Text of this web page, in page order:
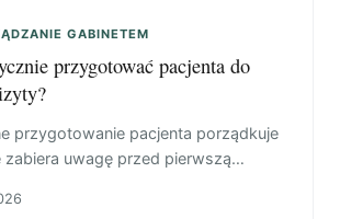
GABINETEM
przygotować pacjenta do
przygotowanie pacjenta porządkuje
uwagę przed pierwszą